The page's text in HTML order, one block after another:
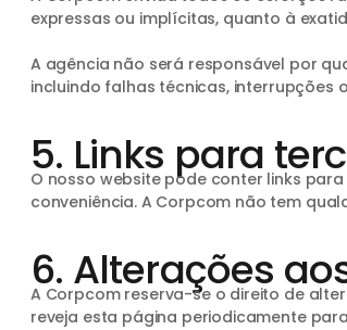
expressas ou implícitas, quanto à
A agência não será responsável por
incluindo falhas técnicas, interrupções
5. Links para
O nosso website pode conter links
conveniência. A Corpcom não tem
6. Alterações
A Corpcom reserva-se o direito de
reveja esta página periodicamente